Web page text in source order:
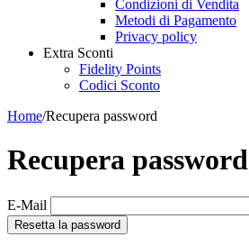
Condizioni di Vendita
Metodi di Pagamento
Privacy policy
Extra Sconti
Fidelity Points
Codici Sconto
Home/Recupera password
Recupera password
E-Mail
Resetta la password